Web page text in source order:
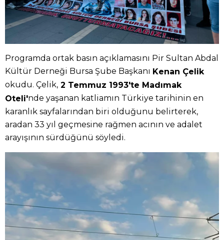
Programda ortak basın açıklamasını Pir Sultan Abdal
Kültür Derneği Bursa Şube Başkanı Kenan Çelik
okudu. Çelik, 2 Temmuz 1993'te Madımak
Oteli'nde yaşanan katliamın Türkiye tarihinin en
karanlık sayfalarından biri olduğunu belirterek,
aradan 33 yıl geçmesine rağmen acının ve adalet
arayışının sürdüğünü söyledi.